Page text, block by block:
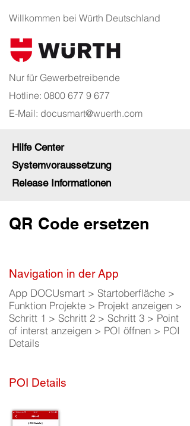
Willkommen bei Würth Deutschland
Nur für Gewerbetreibende
Hotline: 0800 677 9 677
E-Mail: docusmart@wuerth.com
Hilfe Center
Systemvoraussetzung
Release Informationen
QR Code ersetzen
Navigation in der App
App DOCUsmart > Startoberfläche >
Funktion Projekte > Projekt anzeigen >
Schritt 1 > Schritt 2 > Schritt 3 > Point
of interst anzeigen > POI öffnen > POI
Details
POI Details